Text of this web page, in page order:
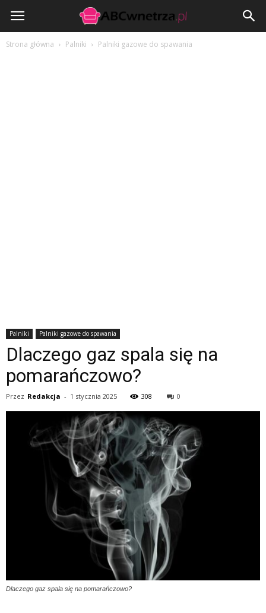
ABCwnetrza.pl
Strona główna Palniki Palniki gazowe do spawania
Palniki Palniki gazowe do spawania
Dlaczego gaz spala się na
pomarańczowo?
Przez Redakcja - 1 stycznia 2025 308 0
Dlaczego gaz spala się na pomarańczowo?